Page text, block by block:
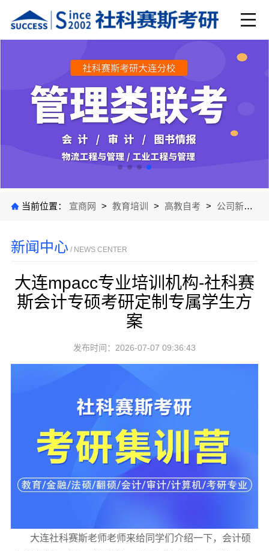
当前位置： 宣商网 > 教育培训 > 高教自考 > 公司新闻
新闻中心 / NEWS CENTER
大连mpacc专业培训机构-社科赛
斯会计专硕考研定制专属学生方
案
发布时间：2026-07-07 09:36:43
大连社科赛斯老师老师来给同学们介绍一下，会计硕